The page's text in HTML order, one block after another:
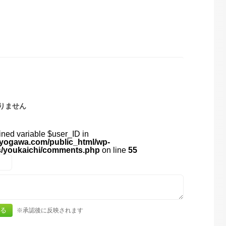
ません
variable $user_ID in
public_html/wp-
youkaichi/comments.php on line 55
※承認後に反映されます